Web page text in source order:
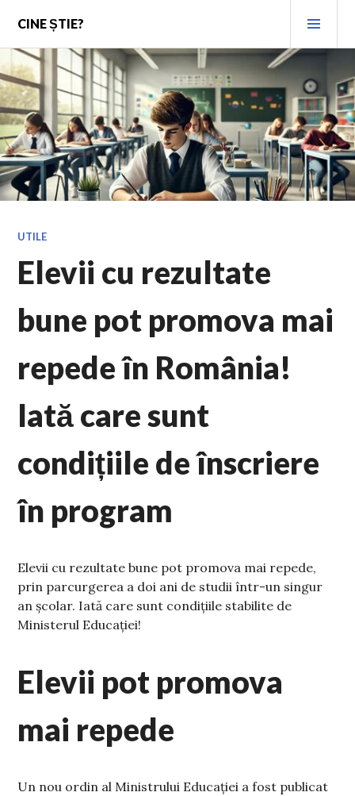
content
CINE ȘTIE?
UTILE
Elevii cu rezultate
bune pot promova mai
repede în România!
Iată care sunt
condițiile de înscriere
în program
Elevii cu rezultate bune pot promova mai repede,
prin parcurgerea a doi ani de studii într-un singur
an şcolar. Iată care sunt condițiile stabilite de
Ministerul Educației!
Elevii pot promova
mai repede
Un nou ordin al Ministrului Educației a fost publicat